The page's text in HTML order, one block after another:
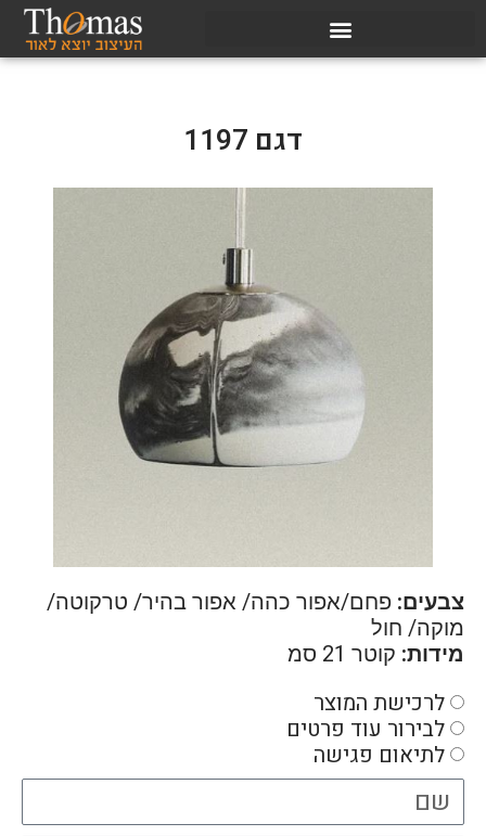
דגם 1197
צבעים: פחם/אפור כהה/ אפור בהיר/ טרקוטה/
מוקה/ חול
מידות: קוטר 21 סמ
לרכישת המוצר
לבירור עוד פרטים
לתיאום פגישה